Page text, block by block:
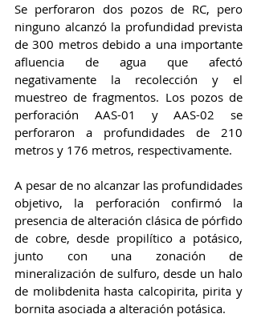
Se perforaron dos pozos de RC, pero
ninguno alcanzó la profundidad prevista
de 300 metros debido a una importante
afluencia de agua que afectó
negativamente la recolección y el
muestreo de fragmentos. Los pozos de
perforación AAS-01 y AAS-02 se
perforaron a profundidades de 210
metros y 176 metros, respectivamente.
A pesar de no alcanzar las profundidades
objetivo, la perforación confirmó la
presencia de alteración clásica de pórfido
de cobre, desde propilítico a potásico,
junto con una zonación de
mineralización de sulfuro, desde un halo
de molibdenita hasta calcopirita, pirita y
bornita asociada a alteración potásica.